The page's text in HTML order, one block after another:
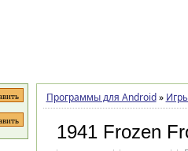
Программы для Android »
1941 Frozen